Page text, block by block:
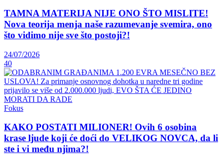
TAMNA MATERIJA NIJE ONO ŠTO MISLITE!
Nova teorija menja naše razumevanje svemira, ono
što vidimo nije sve što postoji?!
24/07/2026
40
Fokus
KAKO POSTATI MILIONER! Ovih 6 osobina
krase ljude koji će doći do VELIKOG NOVCA, da li
ste i vi među njima?!